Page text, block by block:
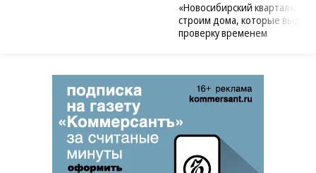
«Новосибирский квартал»:
строим дома, которые
проверку временем